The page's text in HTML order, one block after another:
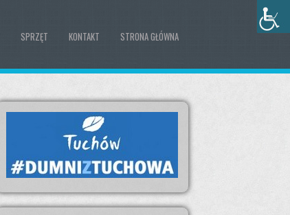
STRONA GŁÓWNA
KONTAKT
SPRZĘT